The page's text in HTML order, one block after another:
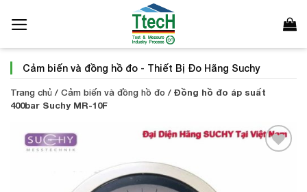
qua
dung
Cảm biến và đồng hồ đo - Thiết Bị Đo Hãng Suchy
Trang chủ / Cảm biến và đồng hồ đo / Đồng hồ đo áp suất
400bar Suchy MR-10F